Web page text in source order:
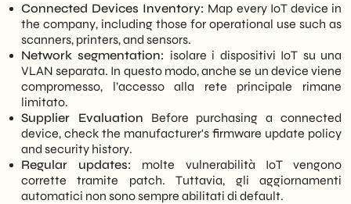
Connected Devices Inventory: Map every IoT device in
the company, including those for operational use such as
scanners, printers, and sensors.
Network segmentation: isolare i dispositivi IoT su una
VLAN separata. In questo modo, anche se un device viene
compromesso, l’accesso alla rete principale rimane
limitato.
Supplier Evaluation Before purchasing a connected
device, check the manufacturer's firmware update policy
and security history.
Regular updates:
molte vulnerabilità IoT vengono
corrette tramite patch. Tuttavia, gli aggiornamenti
automatici non sono sempre abilitati di default.